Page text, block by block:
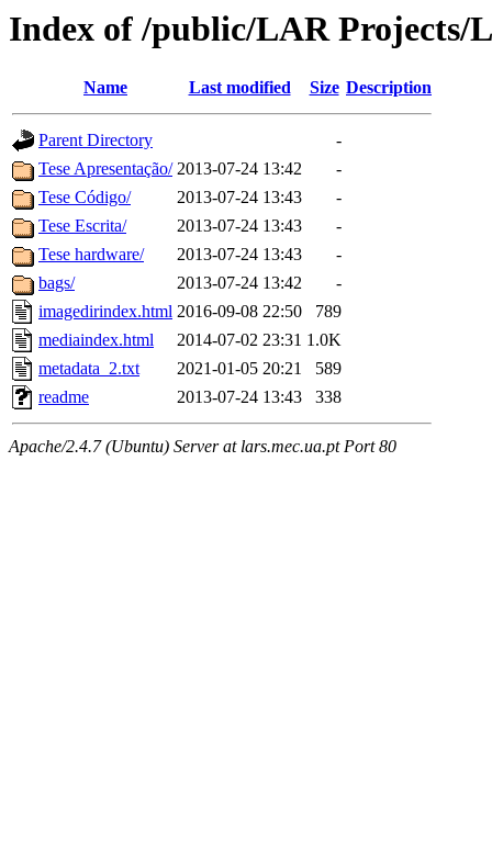
Index of /public/LAR Projects/
Name Last modified Size Description
Parent Directory
-
Tese Apresentação/ 2013-07-24 13:42
-
Tese Código/
2013-07-24 13:43
-
Tese Escrita/
2013-07-24 13:43
-
Tese hardware/
2013-07-24 13:43
-
bags/
2013-07-24 13:42
-
imagedirindex.html 2016-09-08 22:50
789
mediaindex.html
2014-07-02 23:31 1.0K
metadata_2.txt
2021-01-05 20:21
589
readme
2013-07-24 13:43 338
Apache/2.4.7 (Ubuntu) Server at lars.mec.ua.pt Port 80